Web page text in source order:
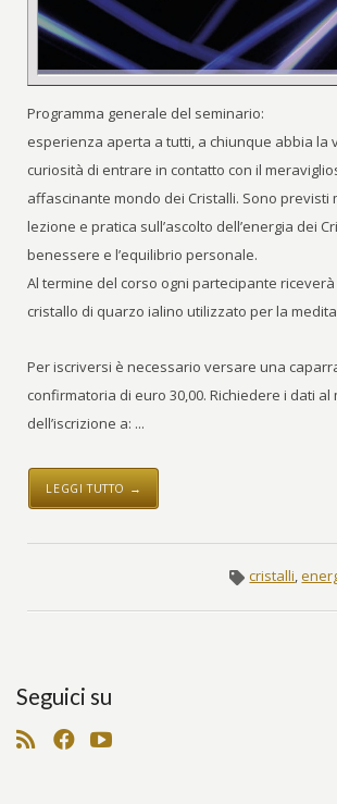
Programma generale del seminario:
esperienza aperta a tutti, a chiunque abbia la
curiosità di entrare in contatto con il
affascinante mondo dei Cristalli. Sono previsti
lezione e pratica sull’ascolto dell’energia dei
benessere e l’equilibrio personale.
Al termine del corso ogni partecipante
cristallo di quarzo ialino utilizzato per la
Per iscriversi è necessario versare una
confirmatoria di euro 30,00. Richiedere i dati al
dell’iscrizione a: ...
LEGGI TUTTO →
cristalli,
Seguici su